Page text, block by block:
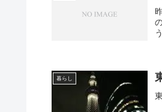
暮らし